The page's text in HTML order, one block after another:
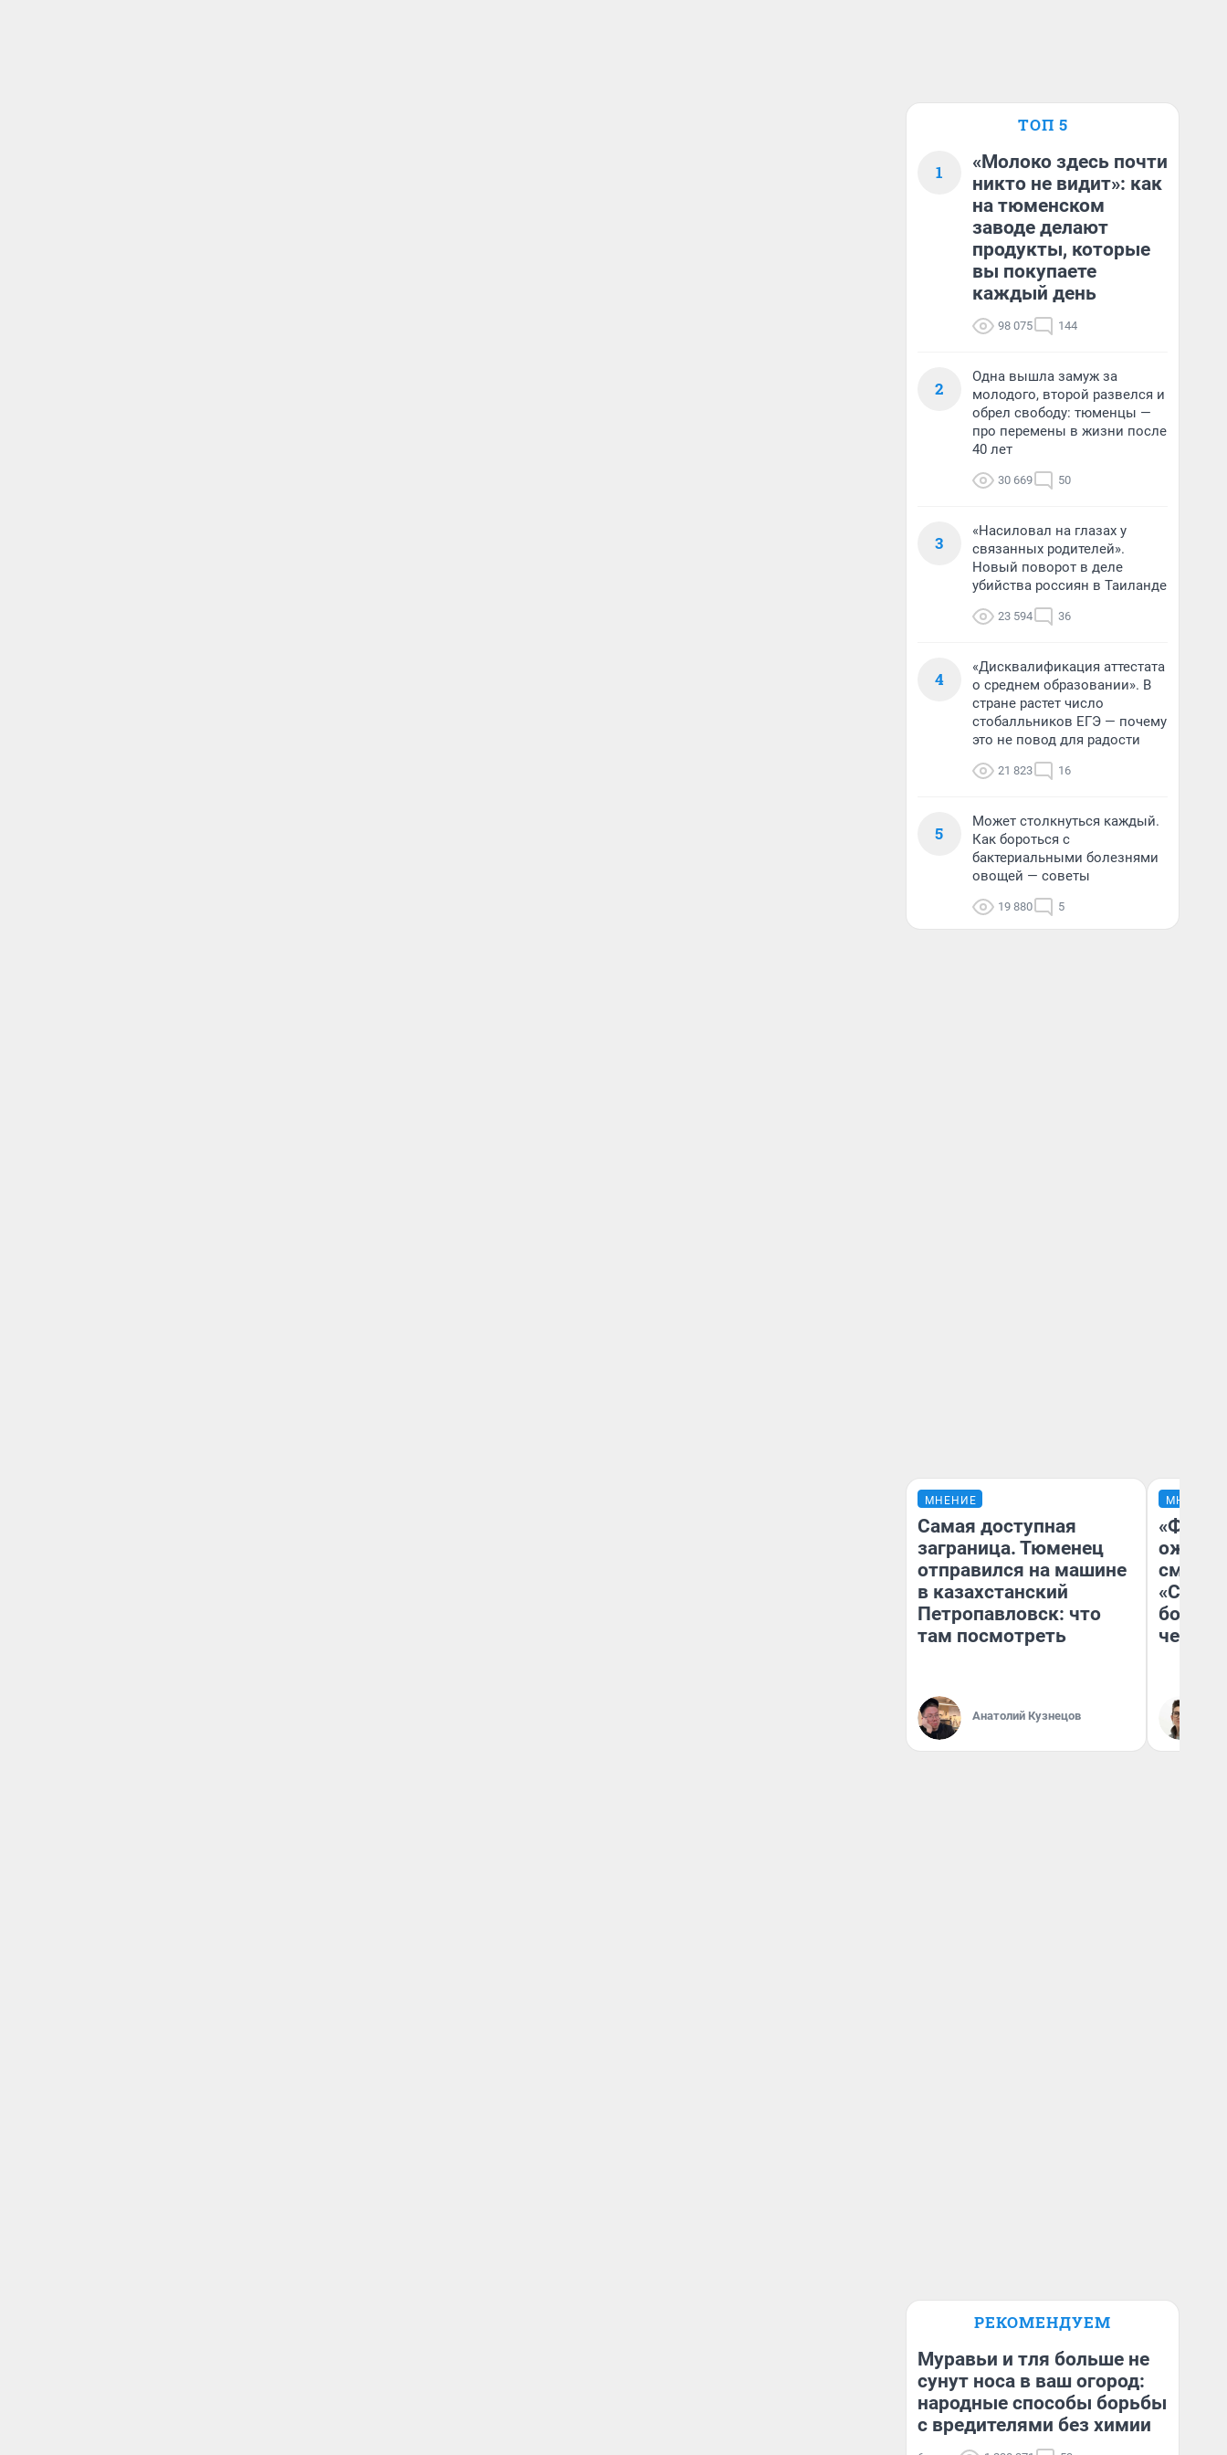
ТОП 5
1
«Молоко здесь почти
никто не видит»: как
на тюменском
заводе делают
продукты, которые
вы покупаете
каждый день
98 075 144
2
Одна вышла замуж за
молодого, второй развелся и
обрел свободу: тюменцы —
про перемены в жизни после
40 лет
30 669 50
3
«Насиловал на глазах у
связанных родителей».
Новый поворот в деле
убийства россиян в Таиланде
23 594 36
4
«Дисквалификация аттестата
о среднем образовании». В
стране растет число
стобалльников ЕГЭ — почему
это не повод для радости
21 823 16
5
Может столкнуться каждый.
Как бороться с
бактериальными болезнями
овощей — советы
19 880 5
МНЕНИЕ
Самая доступная
заграница. Тюменец
отправился на машине
в казахстанский
Петропавловск: что
там посмотреть
Анатолий Кузнецов
МНЕНИЕ
РЕКОМЕНДУЕМ
Муравьи и тля больше не
сунут носа в ваш огород:
народные способы борьбы
с вредителями без химии